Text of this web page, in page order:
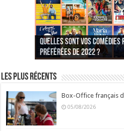
Quelles sont vos
préférées de 2022 ?
Quel est votre
Noël est une ordure ?
Quelles sont vos
préférées de 2021 ?
Quel est votre « Gendarme
Quels sont vos 3 comédies
préférées ?
Quel est votre « Tati »
Quel est votre « bronzé »
Les plus récents
Box-Office français
05/08/2026